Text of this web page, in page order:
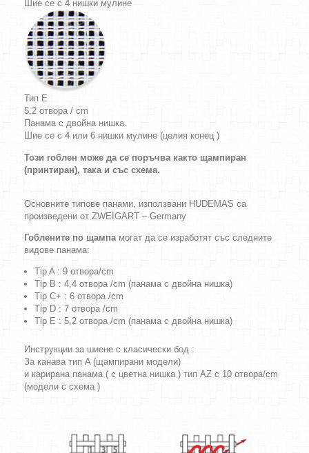
Шие се с 4 нишки мулине
Тип E
5,2 отвора / cm
Панама с двойна нишка.
Шие се с 4 или 6 нишки мулине (целия конец )
Този гоблен може да се поръчва както щампиран
(принтиран), така и със схема.
Основните типове панами, използвани HUDEMAS са
произведени от ZWEIGART – Germany
Гоблените по щампамогат да се изработят със следните
видове панама:
Tip A : 9 отвора/cm
Tip B : 4,4 отвора /cm (панама с двойна нишка)
Tip C+ : 6 отвора /cm
Tip D : 7 отвора /cm
Tip E : 5,2 отвора /cm (панама с двойна нишка)
Инструкции за шиене с класически бод :
За канава тип A (щампирани модели)
и карирана панама ( с цветна нишка ) тип AZ с 10 отвора/cm
(модели с схема )